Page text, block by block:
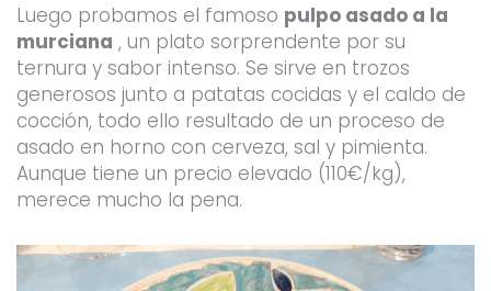
Luego probamos el famoso pulpo asado a la
murciana , un plato sorprendente por su
ternura y sabor intenso. Se sirve en trozos
generosos junto a patatas cocidas y el caldo de
cocción, todo ello resultado de un proceso de
asado en horno con cerveza, sal y pimienta.
Aunque tiene un precio elevado (110€/kg),
merece mucho la pena.